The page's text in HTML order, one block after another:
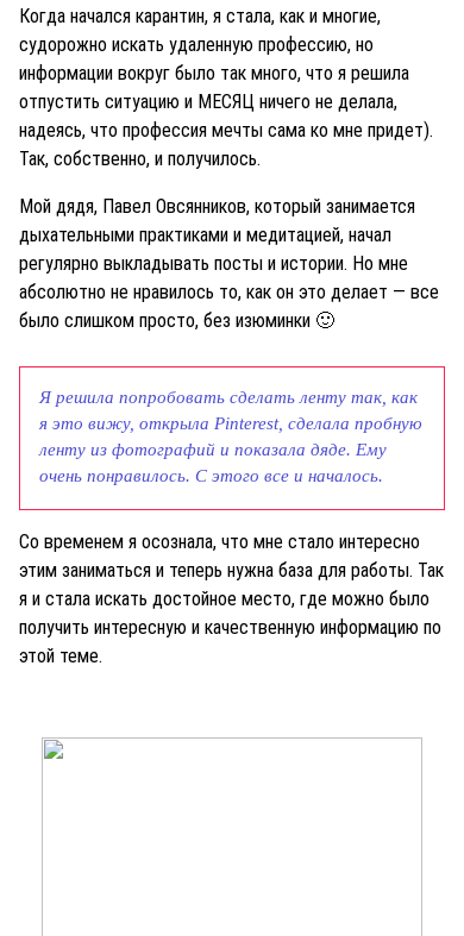
Когда начался карантин, я стала, как и многие,
судорожно искать удаленную профессию, но
информации вокруг было так много, что я решила
отпустить ситуацию и МЕСЯЦ ничего не делала,
надеясь, что профессия мечты сама ко мне придет).
Так, собственно, и получилось.
Мой дядя, Павел Овсянников, который занимается
дыхательными практиками и медитацией, начал
регулярно выкладывать посты и истории. Но мне
абсолютно не нравилось то, как он это делает — все
было слишком просто, без изюминки 🙂
Я решила попробовать сделать ленту так, как
я это вижу, открыла Pinterest, сделала пробную
ленту из фотографий и показала дяде. Ему
очень понравилось. С этого все и началось.
Со временем я осознала, что мне стало интересно
этим заниматься и теперь нужна база для работы. Так
я и стала искать достойное место, где можно было
получить интересную и качественную информацию по
этой теме.